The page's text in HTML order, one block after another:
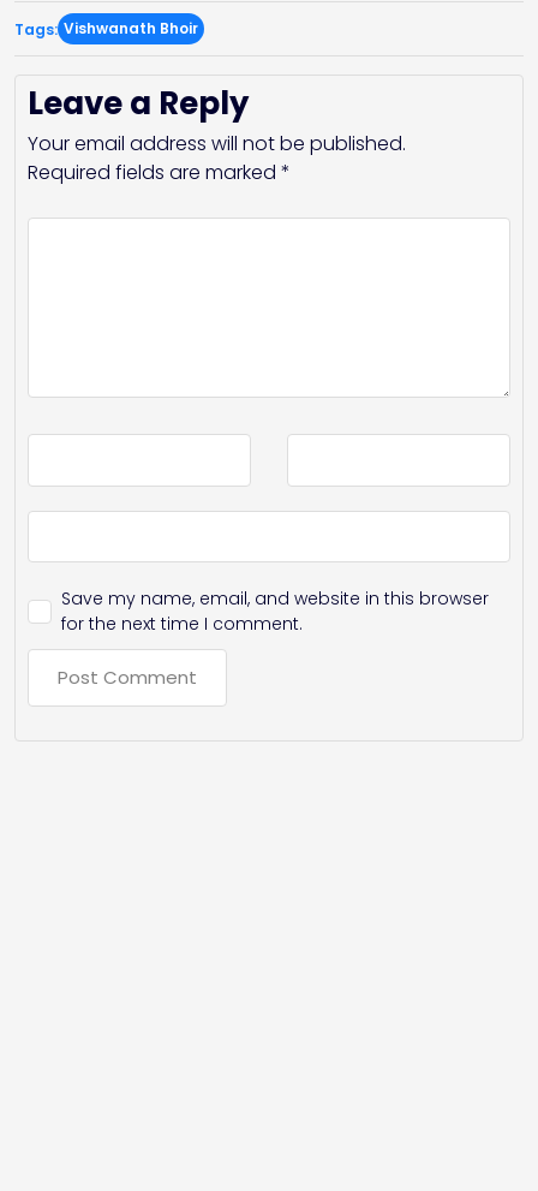
Tags: Vishwanath Bhoir
Leave a Reply
Your email address will not be published.
Required fields are marked *
Save my name, email, and website in this browser
for the next time I comment.